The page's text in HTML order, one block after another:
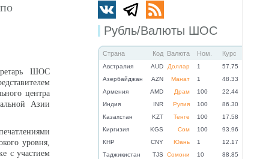
Рубль/Валюты ШОС
Страна Код Валюта Ном. Курс
Австралия AUD Доллар 1
57.75
Азербайджан
AZN Манат 1
48.33
Армения
AMD Драм 100
22.44
Индия
INR Рупия 100
86.30
Казахстан
KZT Тенге 100
17.58
Киргизия
KGS Сом 100
93.96
КНР
CNY Юань 1
12.17
Таджикистан
TJS Сомони 10
88.85
ШОС
центра
Азии
уровня,
с участием